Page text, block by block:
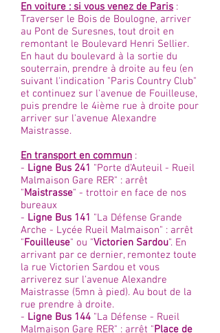
En voiture : si vous venez de Paris :
Traverser le Bois de Boulogne, arriver
au Pont de Suresnes, tout droit en
remontant le Boulevard Henri Sellier.
En haut du boulevard à la sortie du
souterrain, prendre à droite au feu (en
suivant l'indication "Paris Country Club"
et continuez sur l'avenue de Fouilleuse,
puis prendre le 4ième rue à droite pour
arriver sur l'avenue Alexandre
Maistrasse.
En transport en commun :
- Ligne Bus 241 "Porte d'Auteuil - Rueil
Malmaison Gare RER" : arrêt
"Maistrasse" - trottoir en face de nos
bureaux
- Ligne Bus 141 "La Défense Grande
Arche - Lycée Rueil Malmaison" : arrêt
"Fouilleuse" ou "Victorien Sardou". En
arrivant par ce dernier, remontez toute
la rue Victorien Sardou et vous
arriverez sur l'avenue Alexandre
Maistrasse (5mn à pied). Au bout de la
rue prendre à droite.
- Ligne Bus 144 "La Défense - Rueil
Malmaison Gare RER" : arrêt "Place de